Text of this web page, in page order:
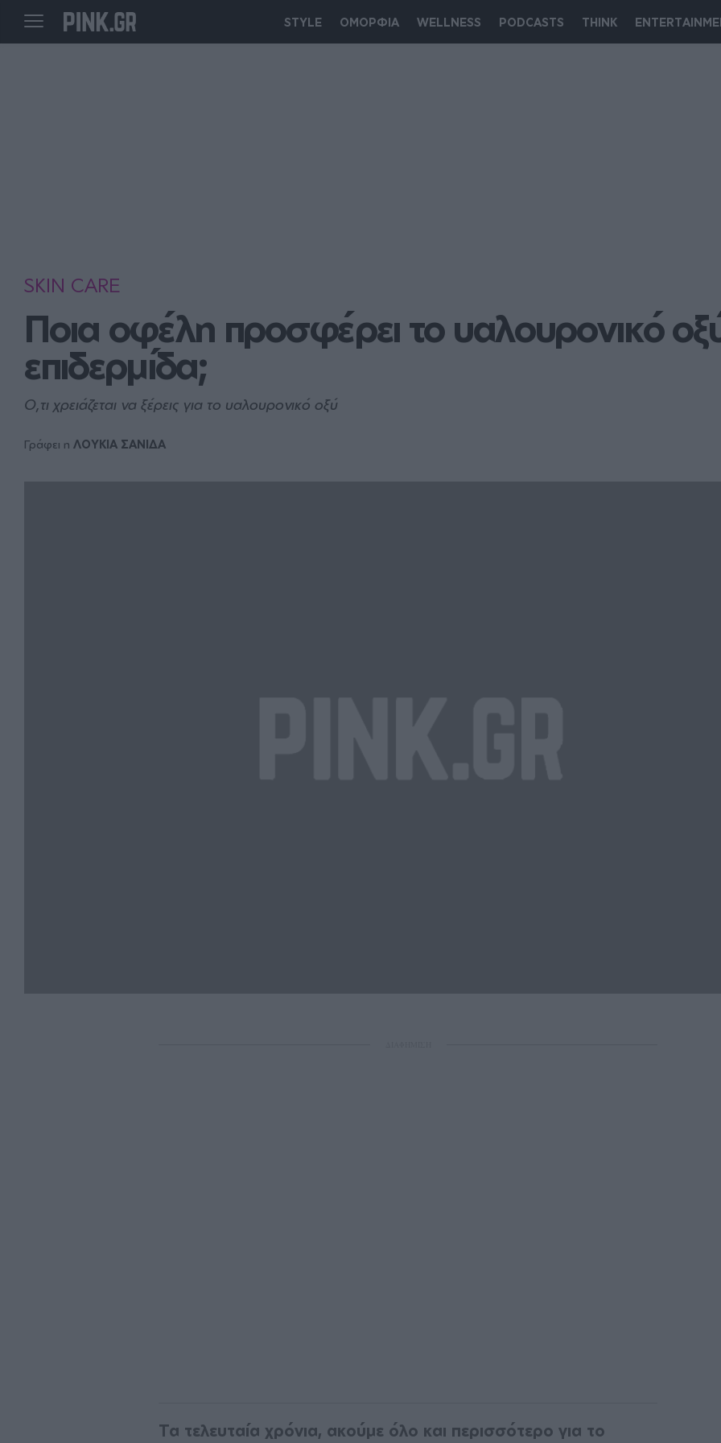
STYLE ΟΜΟΡΦΙΑ WELLNESS PODCASTS THINK
SKIN CARE
Ποια οφέλη προσφέρει το υαλουρονικό
επιδερμίδα;
Ο,τι χρειάζεται να ξέρεις για το υαλουρονικό οξύ
Γράφει η ΛΟΥΚΙΑ ΣΑΝΙΔΑ
Τα τελευταία χρόνια, ακούμε όλο και περισσότερο για το